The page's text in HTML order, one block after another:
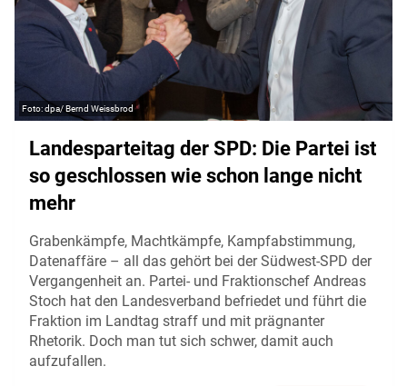
dpa/ Bernd Weissbrod
Landesparteitag der SPD: Die Partei ist
so geschlossen wie schon lange nicht
mehr
Grabenkämpfe, Machtkämpfe, Kampfabstimmung,
Datenaffäre – all das gehört bei der Südwest-SPD der
Vergangenheit an. Partei- und Fraktionschef Andreas
Stoch hat den Landesverband befriedet und führt die
Fraktion im Landtag straff und mit prägnanter
Rhetorik. Doch man tut sich schwer, damit auch
aufzufallen.